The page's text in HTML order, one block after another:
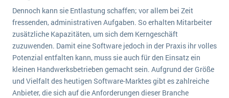
Dennoch kann sie Entlastung schaffen; vor allem bei Zeit
fressenden, administrativen Aufgaben. So erhalten Mitarbeiter
zusätzliche Kapazitäten, um sich dem Kerngeschäft
zuzuwenden. Damit eine Software jedoch in der Praxis ihr volles
Potenzial entfalten kann, muss sie auch für den Einsatz ein
kleinen Handwerksbetrieben gemacht sein. Aufgrund der Größe
und Vielfalt des heutigen Software-Marktes gibt es zahlreiche
Anbieter, die sich auf die Anforderungen dieser Branche